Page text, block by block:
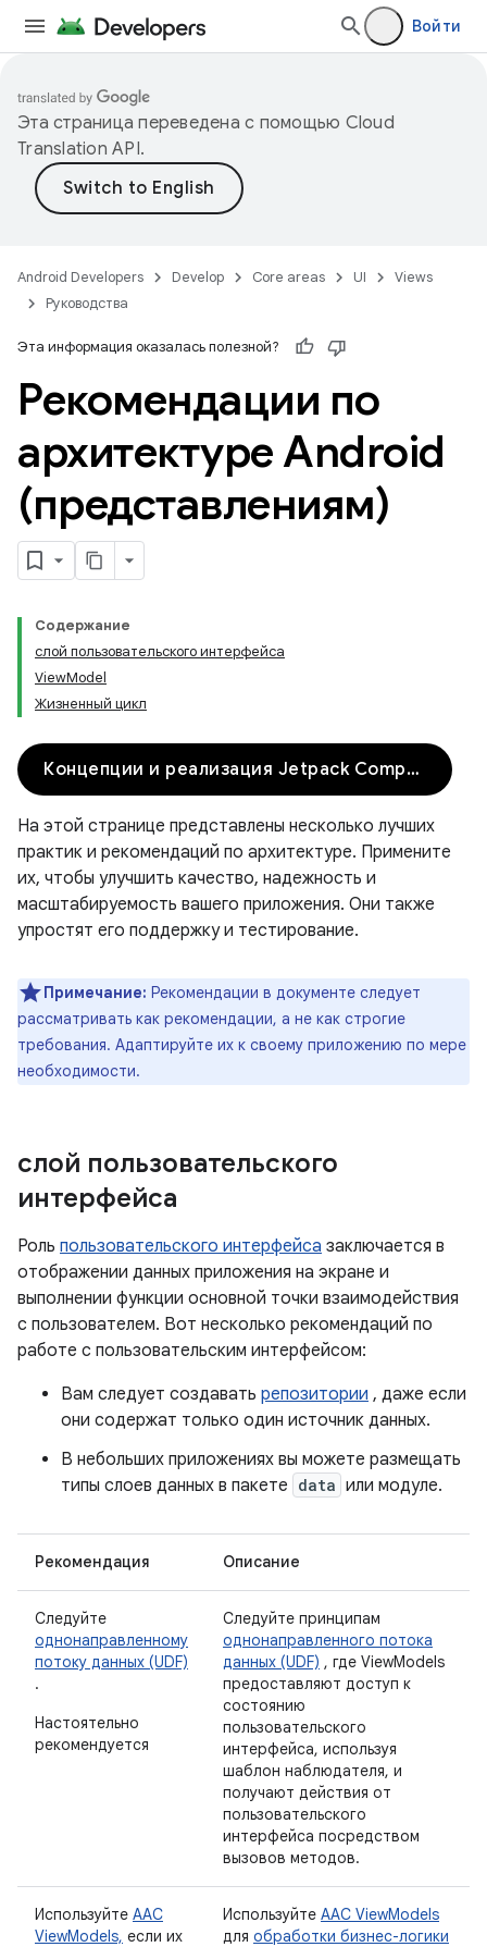
Войти
Эта страница переведена с помощью Cloud
Translation API.
Android Developers Develop Core areas UI
Views
Руководства
Эта информация оказалась полезной?
Рекомендации по
архитектуре Android
(представлениям)
Содержание
слой пользовательского интерфейса
ViewModel
Жизненный цикл
Концепции и реализация Jetpack Compose
На этой странице представлены несколько лучших
практик и рекомендаций по архитектуре. Примените
их, чтобы улучшить качество, надежность и
масштабируемость вашего приложения. Они также
упростят его поддержку и тестирование.
Примечание: Рекомендации в документе следует
рассматривать как рекомендации, а не как строгие
требования. Адаптируйте их к своему приложению по мере
необходимости.
слой пользовательского
интерфейса
Роль пользовательского интерфейса заключается в
отображении данных приложения на экране и
выполнении функции основной точки взаимодействия
с пользователем. Вот несколько рекомендаций по
работе с пользовательским интерфейсом:
Вам следует создавать репозитории , даже если
они содержат только один источник данных.
В небольших приложениях вы можете размещать
типы слоев данных в пакете data или модуле.
Рекомендация Описание
Следуйте
однонаправленному
потоку данных (UDF)
.
Настоятельно
рекомендуется
Следуйте принципам
однонаправленного потока
данных (UDF) , где ViewModels
предоставляют доступ к
состоянию
пользовательского
интерфейса, используя
шаблон наблюдателя, и
получают действия от
пользовательского
интерфейса посредством
вызовов методов.
Используйте AAC
ViewModels, если их
Используйте AAC ViewModels
для обработки бизнес-логики